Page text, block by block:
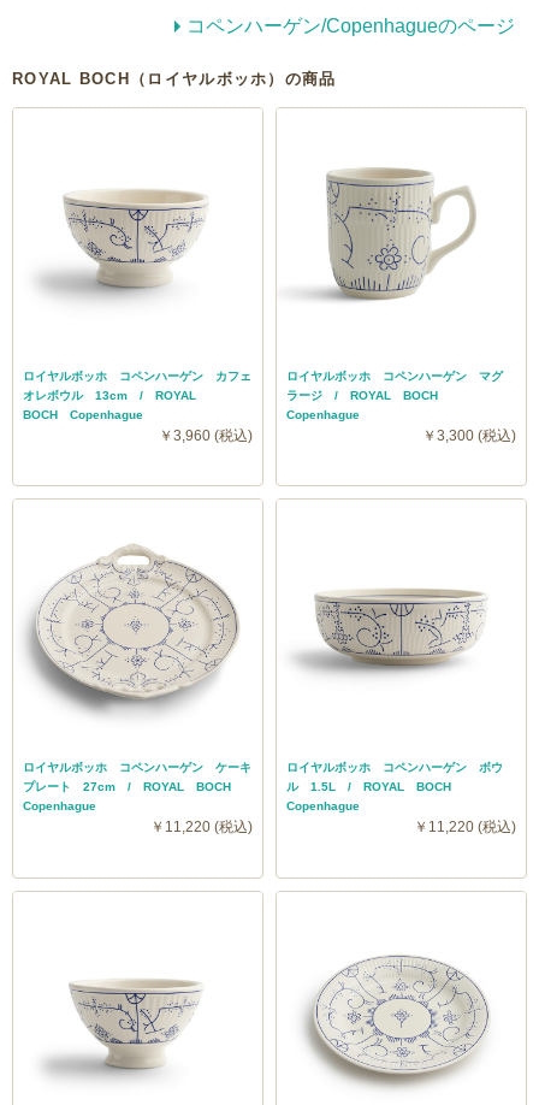
コペンハーゲン/Copenhagueのページ
ROYAL BOCH（ロイヤルボッホ）の商品
ロイヤルボッホ コペンハーゲン カフェ
オレボウル 13cm / ROYAL
BOCH Copenhague
￥3,960 (税込)
ロイヤルボッホ コペンハーゲン マグ
ラージ / ROYAL BOCH
Copenhague
￥3,300 (税込)
ロイヤルボッホ コペンハーゲン ケーキ
プレート 27cm / ROYAL BOCH
Copenhague
￥11,220 (税込)
ロイヤルボッホ コペンハーゲン ボウ
ル 1.5L / ROYAL BOCH
Copenhague
￥11,220 (税込)